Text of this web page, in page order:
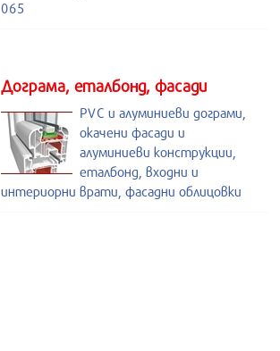
065
Дограма, еталбонд, фасади
PVC и алуминиеви дограми,
окачени фасади и
алуминиеви конструкции,
еталбонд, входни и
интериорни врати, фасадни облицовки